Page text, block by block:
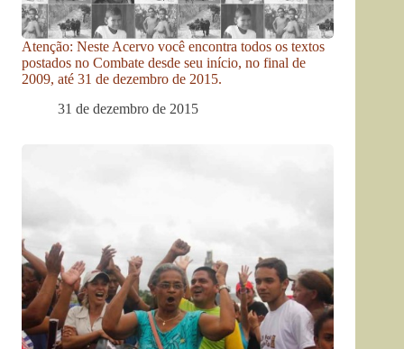
Atenção: Neste Acervo você encontra todos os textos
postados no Combate desde seu início, no final de
2009, até 31 de dezembro de 2015.
31 de dezembro de 2015